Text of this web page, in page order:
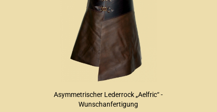
Asymmetrischer Lederrock „Aelfric“ -
Wunschanfertigung